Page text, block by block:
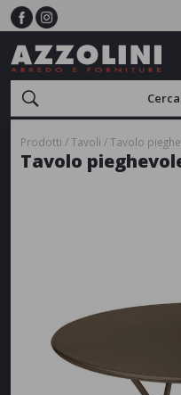
Prodotti Tavoli Tavolo
Tavolo